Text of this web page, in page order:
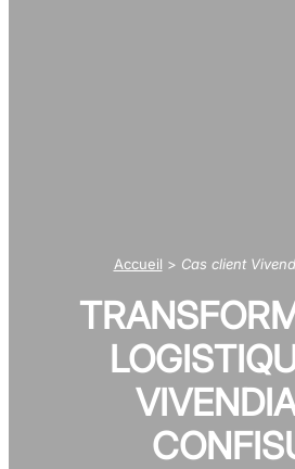
Accueil > Cas client